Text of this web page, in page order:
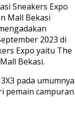
Sneakers Expo
Mall Bekasi
2023 di
Expo yaitu The
Bekasi.
pada
pemain campuran